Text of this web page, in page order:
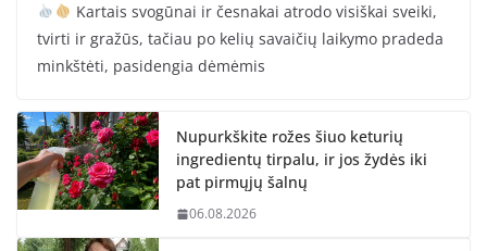
Kartais svogūnai ir česnakai atrodo visiškai sveiki,
tvirti ir gražūs, tačiau po kelių savaičių laikymo pradeda
minkštėti, pasidengia dėmėmis
Nupurkškite rožes šiuo keturių
ingredientų tirpalu, ir jos žydės iki
pat pirmųjų šalnų
06.08.2026